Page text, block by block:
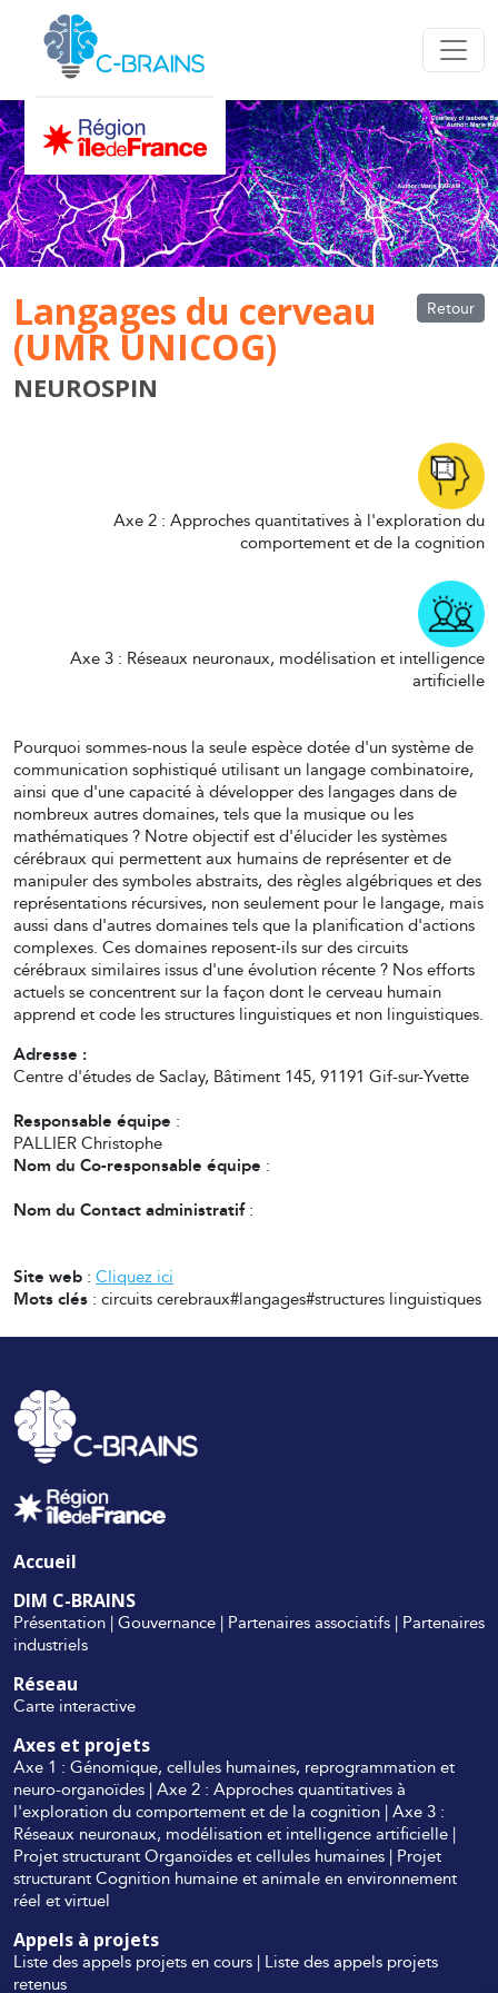
Retour
Langages du cerveau
(UMR UNICOG)
NEUROSPIN
Axe 2 : Approches quantitatives à l'exploration du
comportement et de la cognition
Axe 3 : Réseaux neuronaux, modélisation et intelligence
artificielle
Pourquoi sommes-nous la seule espèce dotée d'un système de
communication sophistiqué utilisant un langage combinatoire,
ainsi que d'une capacité à développer des langages dans de
nombreux autres domaines, tels que la musique ou les
mathématiques ? Notre objectif est d'élucider les systèmes
cérébraux qui permettent aux humains de représenter et de
manipuler des symboles abstraits, des règles algébriques et des
représentations récursives, non seulement pour le langage, mais
aussi dans d'autres domaines tels que la planification d'actions
complexes. Ces domaines reposent-ils sur des circuits
cérébraux similaires issus d'une évolution récente ? Nos efforts
actuels se concentrent sur la façon dont le cerveau humain
apprend et code les structures linguistiques et non linguistiques.
Adresse :
Centre d'études de Saclay, Bâtiment 145, 91191 Gif-sur-Yvette
Responsable équipe :
PALLIER Christophe
Nom du Co-responsable équipe :
Nom du Contact administratif:
Site web : Cliquez ici
Mots clés : circuits cerebraux#langages#structures linguistiques
Accueil
DIM C-BRAINS
Présentation |Gouvernance | Partenaires associatifs | Partenaires
industriels
Réseau
Carte interactive
Axes et projets
Axe 1 : Génomique, cellules humaines, reprogrammation et
neuro-organoïdes |Axe 2 : Approches quantitatives à
l'exploration du comportement et de la cognition |Axe 3 :
Réseaux neuronaux, modélisation et intelligence artificielle |
Projet structurant Organoïdes et cellules humaines | Projet
structurant Cognition humaine et animale en environnement
réel et virtuel
Appels à projets
Liste des appels projets en cours | Liste des appels projets
retenus